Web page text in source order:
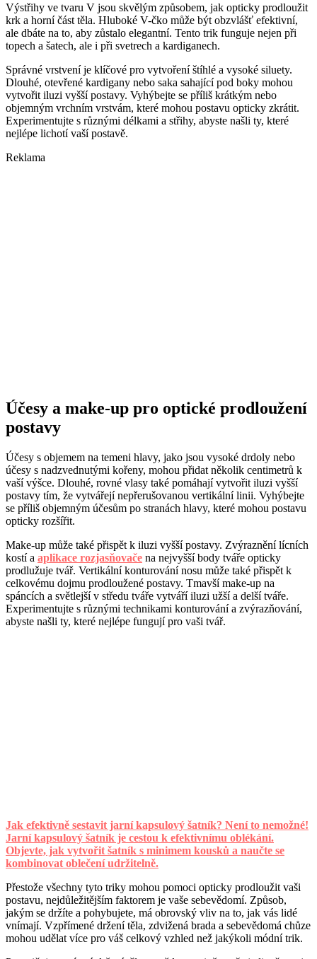
Výstřihy ve tvaru V jsou skvělým způsobem, jak opticky prodloužit
krk a horní část těla. Hluboké V-čko může být obzvlášť efektivní,
ale dbáte na to, aby zůstalo elegantní. Tento trik funguje nejen při
topech a šatech, ale i při svetrech a kardiganech.
Správné vrstvení je klíčové pro vytvoření štíhlé a vysoké siluety.
Dlouhé, otevřené kardigany nebo saka sahající pod boky mohou
vytvořit iluzi vyšší postavy. Vyhýbejte se příliš krátkým nebo
objemným vrchním vrstvám, které mohou postavu opticky zkrátit.
Experimentujte s různými délkami a střihy, abyste našli ty, které
nejlépe lichotí vaší postavě.
Reklama
Účesy a make-up pro optické prodloužení
postavy
Účesy s objemem na temeni hlavy, jako jsou vysoké drdoly nebo
účesy s nadzvednutými kořeny, mohou přidat několik centimetrů k
vaší výšce. Dlouhé, rovné vlasy také pomáhají vytvořit iluzi vyšší
postavy tím, že vytvářejí nepřerušovanou vertikální linii. Vyhýbejte
se příliš objemným účesům po stranách hlavy, které mohou postavu
opticky rozšířit.
Make-up může také přispět k iluzi vyšší postavy. Zvýraznění lícních
kostí a aplikace rozjasňovače na nejvyšší body tváře opticky
prodlužuje tvář. Vertikální konturování nosu může také přispět k
celkovému dojmu prodloužené postavy. Tmavší make-up na
spáncích a světlejší v středu tváře vytváří iluzi užší a delší tváře.
Experimentujte s různými technikami konturování a zvýrazňování,
abyste našli ty, které nejlépe fungují pro vaši tvář.
Jak efektivně sestavit jarní kapsulový šatník? Není to nemožné!
Jarní kapsulový šatník je cestou k efektivnímu oblékání.
Objevte, jak vytvořit šatník s minimem kousků a naučte se
kombinovat oblečení udržitelně.
Přestože všechny tyto triky mohou pomoci opticky prodloužit vaši
postavu, nejdůležitějším faktorem je vaše sebevědomí. Způsob,
jakým se držíte a pohybujete, má obrovský vliv na to, jak vás lidé
vnímají. Vzpřímené držení těla, zdvižená brada a sebevědomá chůze
mohou udělat více pro váš celkový vzhled než jakýkoli módní trik.